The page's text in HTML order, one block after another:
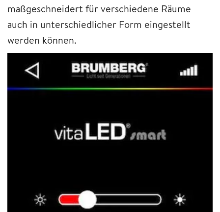
maßgeschneidert für verschiedene Räume
auch in unterschiedlicher Form eingestellt
werden können.